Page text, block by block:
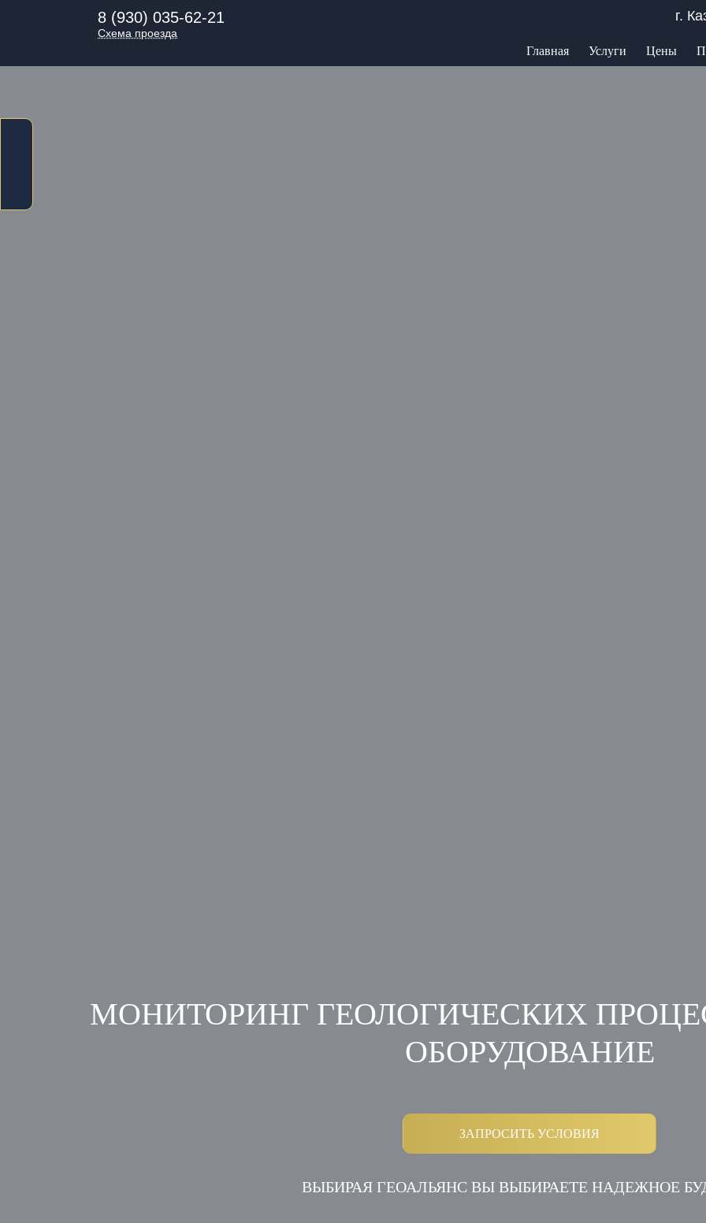
8 (930) 035-62-21
Схема проезда
г.
Главная Услуги Цены
МОНИТОРИНГ ГЕОЛОГИЧЕСКИХ
ОБОРУДОВАНИЕ
ЗАПРОСИТЬ УСЛОВИЯ
ВЫБИРАЯ ГЕОАЛЬЯНС ВЫ ВЫБИРАЕТЕ НАДЕЖНОЕ